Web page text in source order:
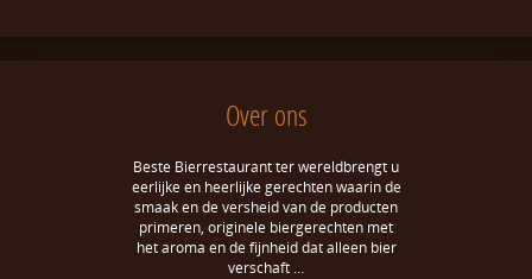
Over ons
Beste Bierrestaurant ter wereldbrengt u
eerlijke en heerlijke gerechten waarin de
smaak en de versheid van de producten
primeren, originele biergerechten met
het aroma en de fijnheid dat alleen bier
verschaft …